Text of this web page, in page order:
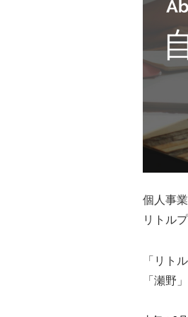
個人事
リトル
「リト
「瀬野